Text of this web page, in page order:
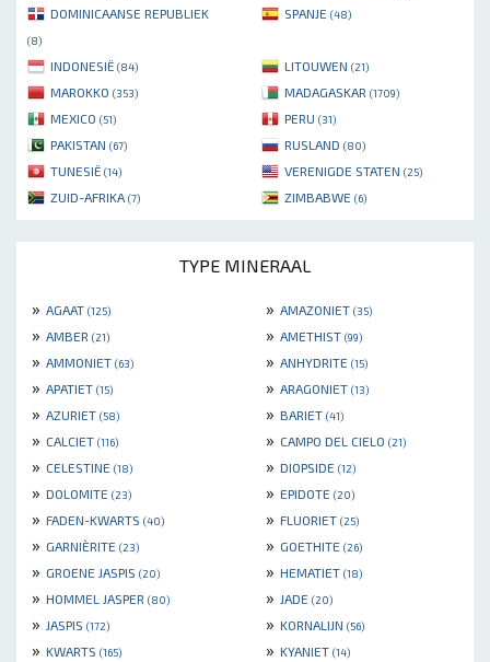
DOMINICAANSE REPUBLIEK
(8)
SPANJE (48)
INDONESIË (84) LITOUWEN (21)
MAROKKO (353) MADAGASKAR (1709)
MEXICO (51) PERU (31)
PAKISTAN (67) RUSLAND (80)
TUNESIË (14) VERENIGDE STATEN (25)
ZUID-AFRIKA (7) ZIMBABWE (6)
TYPE MINERAAL
» AGAAT (125) » AMAZONIET (35)
» AMBER (21) » AMETHIST (99)
» AMMONIET (63) » ANHYDRITE (15)
» APATIET (15) » ARAGONIET (13)
» AZURIET (58) » BARIET (41)
» CALCIET (116) » CAMPO DEL CIELO (21)
» CELESTINE (18) » DIOPSIDE (12)
» DOLOMITE (23) » EPIDOTE (20)
» FADEN-KWARTS (40) » FLUORIET (25)
» GARNIÈRITE (23) » GOETHITE (26)
» GROENE JASPIS (20) » HEMATIET (18)
» HOMMEL JASPER (80) » JADE (20)
» JASPIS (172) » KORNALIJN (56)
» KWARTS (165) » KYANIET (14)